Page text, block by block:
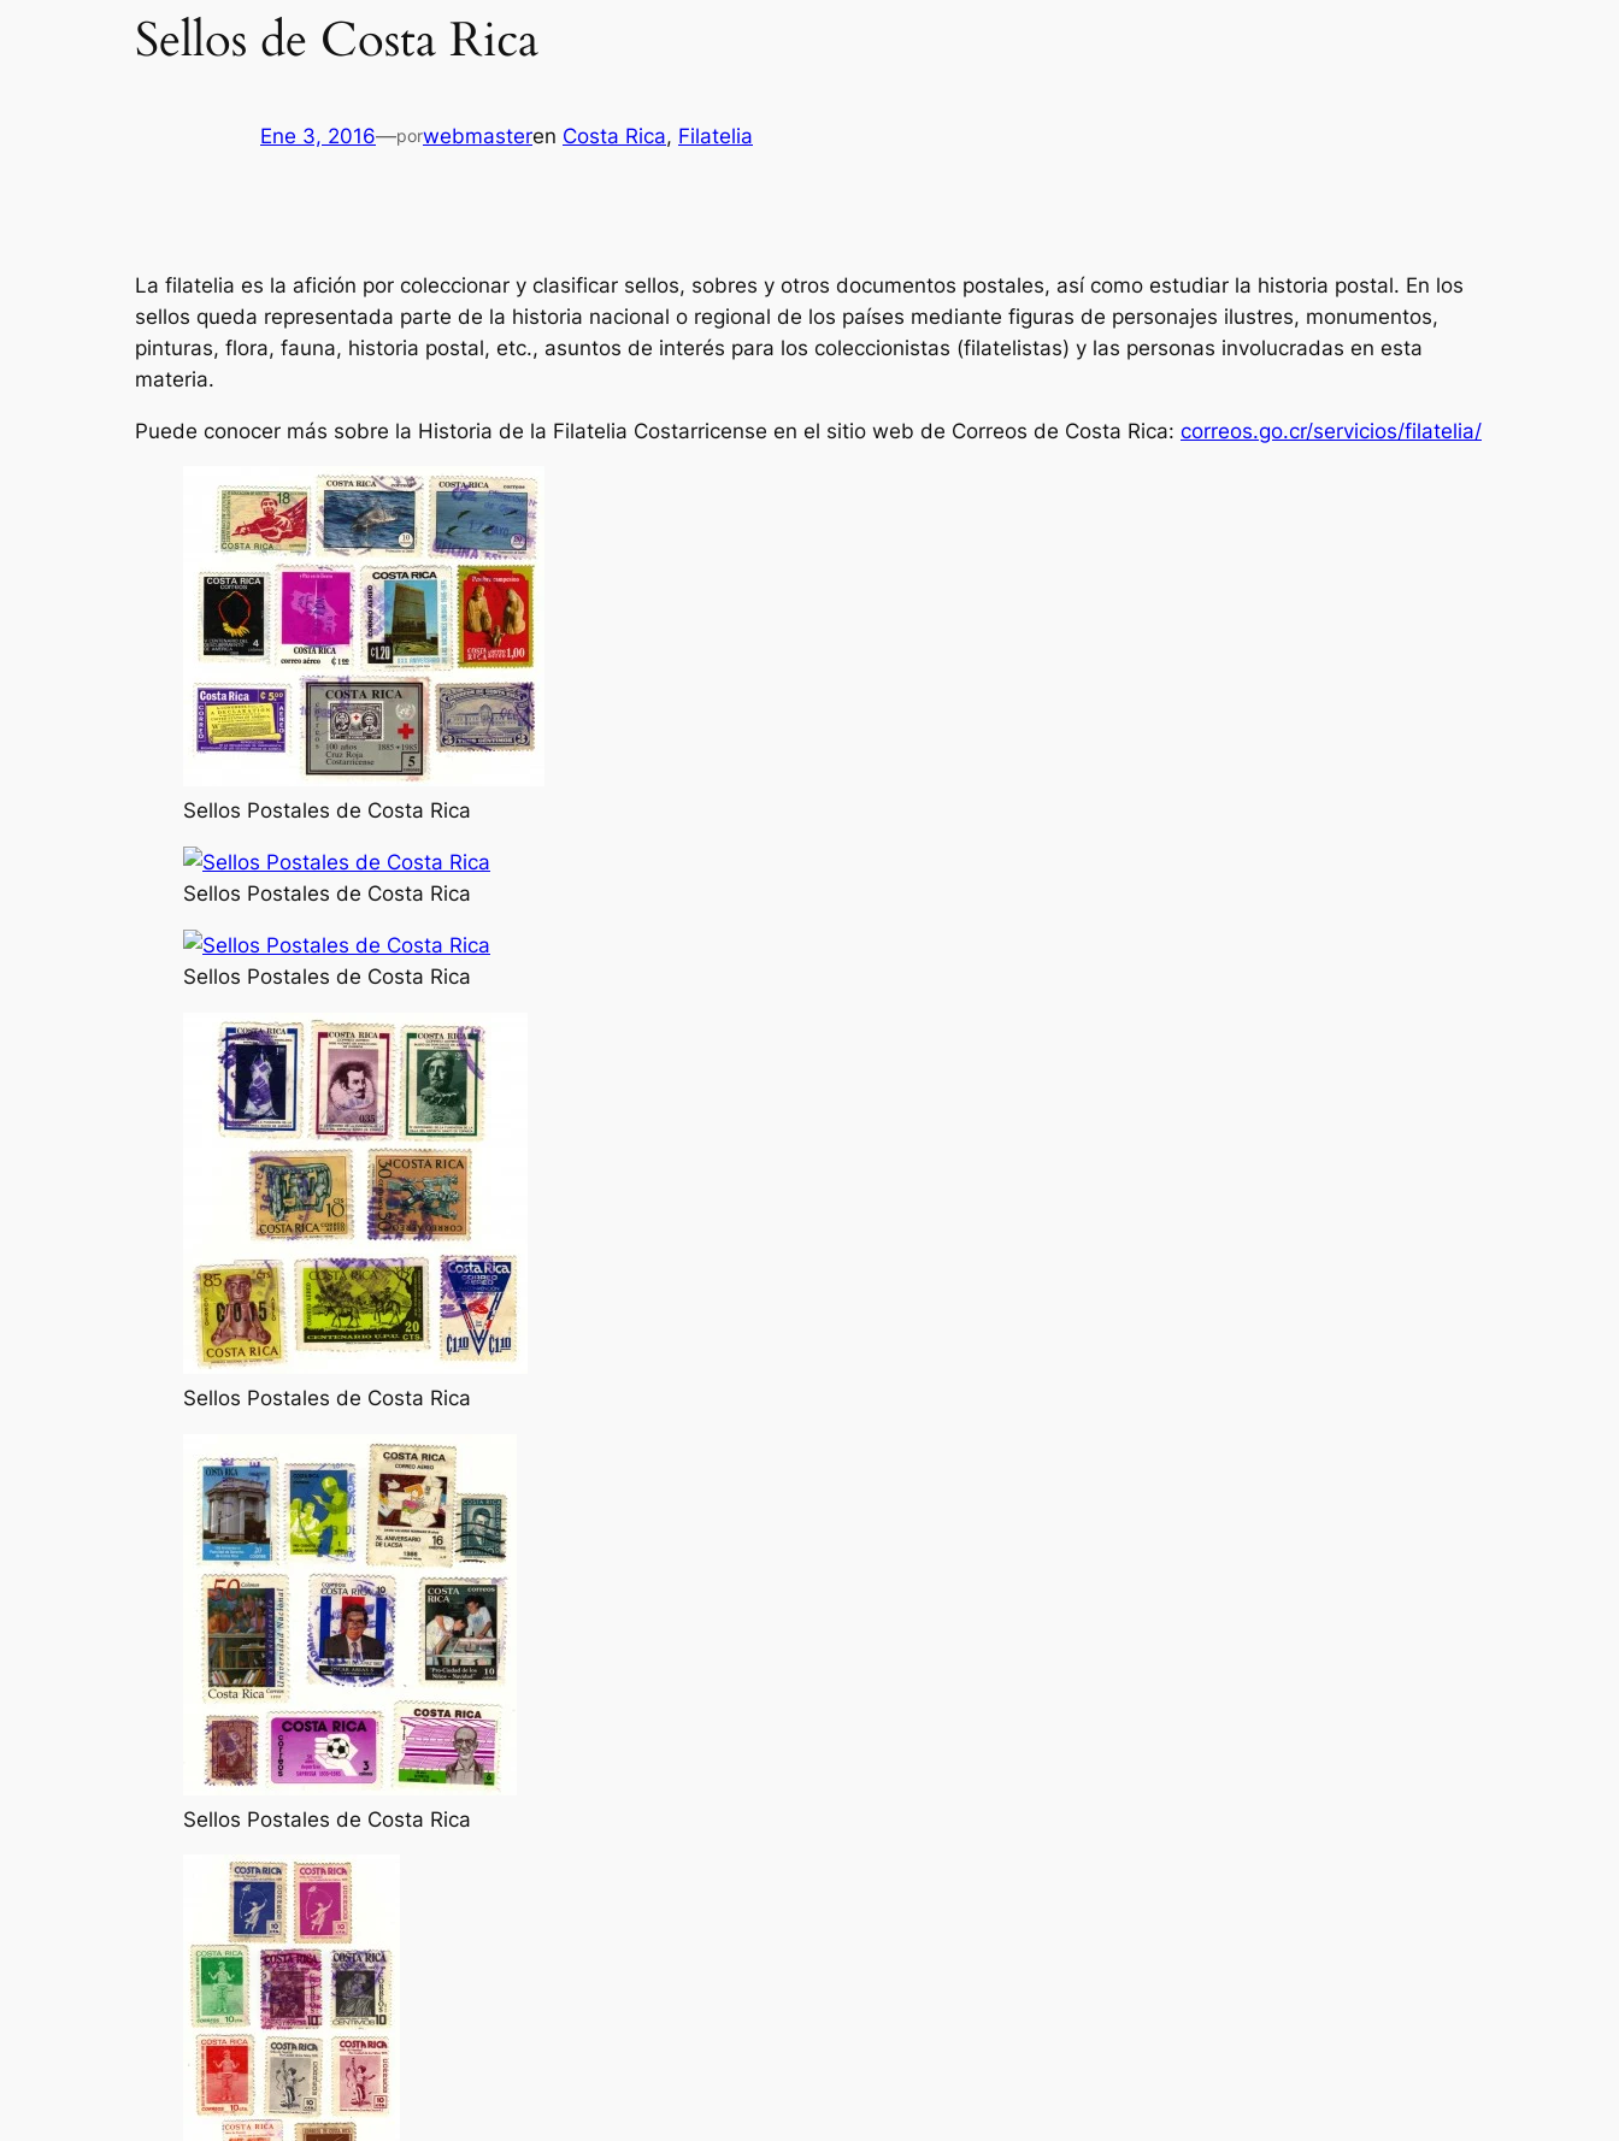
Sellos de Costa Rica
Ene 3, 2016—porwebmasteren Costa Rica, Filatelia
La filatelia es la afición por coleccionar y clasificar sellos, sobres y otros documentos postales, así como estudiar la historia postal. En los
sellos queda representada parte de la historia nacional o regional de los países mediante figuras de personajes ilustres, monumentos,
pinturas, flora, fauna, historia postal, etc., asuntos de interés para los coleccionistas (filatelistas) y las personas involucradas en esta
materia.
Puede conocer más sobre la Historia de la Filatelia Costarricense en el sitio web de Correos de Costa Rica: correos.go.cr/servicios/filatelia/
Sellos Postales de Costa Rica
Sellos Postales de Costa Rica
Sellos Postales de Costa Rica
Sellos Postales de Costa Rica
Sellos Postales de Costa Rica